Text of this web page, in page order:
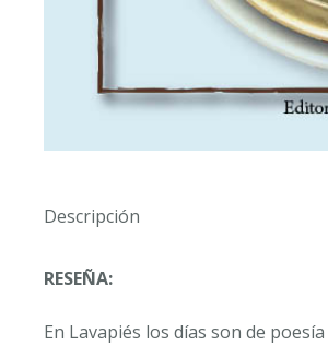
Descripción
RESEÑA:
En Lavapiés los días son de poesía